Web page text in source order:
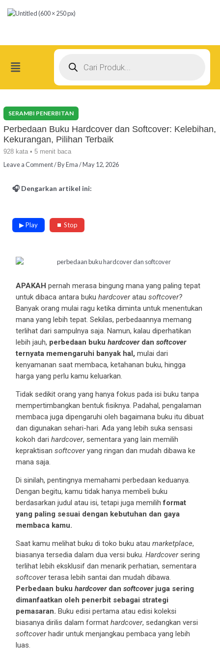
Menu
Products
Perbedaan Buku Hardcover dan Softcover: Kelebihan,
Kekurangan, Pilihan Terbaik
928 kata • 5 menit baca
Leave a Comment/ ByEma/May 12, 2026
🎧 Dengarkan artikel ini:
▶ Play ⏹ Stop
APAKAH pernah merasa bingung mana yang paling tepat
untuk dibaca antara buku hardcoveratau softcover?
Banyak orang mulai ragu ketika diminta untuk menentukan
mana yang lebih tepat. Sekilas, perbedaannya memang
terlihat dari sampulnya saja. Namun, kalau diperhatikan
lebih jauh, perbedaan buku hardcoverdan softcover
ternyata memengaruhi banyak hal, mulai dari
kenyamanan saat membaca, ketahanan buku, hingga
harga yang perlu kamu keluarkan.
Tidak sedikit orang yang hanya fokus pada isi buku tanpa
mempertimbangkan bentuk fisiknya. Padahal, pengalaman
membaca juga dipengaruhi oleh bagaimana buku itu dibuat
dan digunakan sehari-hari. Ada yang lebih suka sensasi
kokoh dari hardcover, sementara yang lain memilih
kepraktisan softcoveryang ringan dan mudah dibawa ke
mana saja.
Di sinilah, pentingnya memahami perbedaan keduanya.
Dengan begitu, kamu tidak hanya membeli buku
berdasarkan judul atau isi, tetapi juga memilihformat
yang paling sesuai dengan kebutuhan dan gaya
membaca kamu.
Saat kamu melihat buku di toko buku atau marketplace,
biasanya tersedia dalam dua versi buku. Hardcoversering
terlihat lebih eksklusif dan menarik perhatian, sementara
softcoverterasa lebih santai dan mudah dibawa.
Perbedaan buku hardcoverdan softcoverjuga sering
dimanfaatkan oleh penerbit sebagai strategi
pemasaran. Buku edisi pertama atau edisi koleksi
biasanya dirilis dalam format hardcover, sedangkan versi
softcoverhadir untuk menjangkau pembaca yang lebih
luas.
navigation